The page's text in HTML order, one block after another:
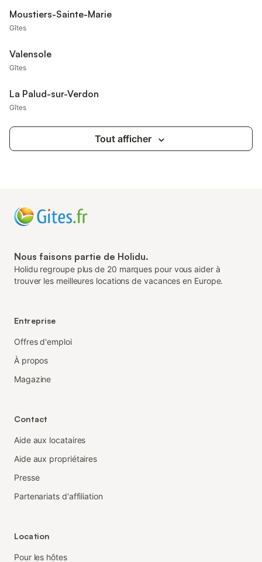
Moustiers-Sainte-Marie
Gîtes
Valensole
Gîtes
La Palud-sur-Verdon
Gîtes
Tout afficher
Nous faisons partie de Holidu.
Holidu regroupe plus de 20 marques pour vous aider à
trouver les meilleures locations de vacances en Europe.
Entreprise
Offres d'emploi
À propos
Magazine
Contact
Aide aux locataires
Aide aux propriétaires
Presse
Partenariats d'affiliation
Location
Pour les hôtes